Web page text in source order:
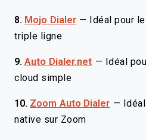
8. Mojo Dialer —
Idéal pour
triple ligne
9. Auto Dialer.net —
Idéal
cloud simple
10. Zoom Auto Dialer —
native sur Zoom